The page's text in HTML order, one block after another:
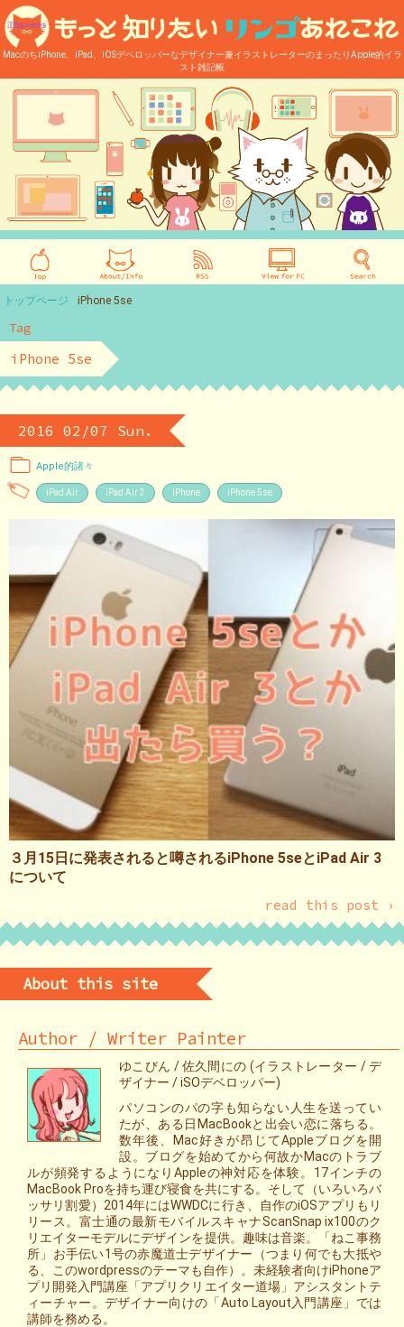
MacのちiPhone、iPad、iOSデベロッパーなデザイナー兼イラストレーターのまったりApple的イラ
スト雑記帳
トップページ iPhone 5se
Tag
iPhone 5se
2016 02/07 Sun.
Apple的諸々
iPad Air iPad Air 3 iPhone iPhone 5se
３月15日に発表されると噂されるiPhone 5seとiPad Air 3
について
read this post ›
About this site
Author / Writer Painter
ゆこびん / 佐久間にの (イラストレーター / デ
ザイナー / iSOデベロッパー)
パソコンのパの字も知らない人生を送ってい
たが、ある日MacBookと出会い恋に落ちる。
数年後、Mac好きが昂じてAppleブログを開
設。ブログを始めてから何故かMacのトラブ
ルが頻発するようになりAppleの神対応を体験。17インチの
MacBook Proを持ち運び寝食を共にする。そして（いろいろバ
ッサリ割愛）2014年にはWWDCに行き、自作のiOSアプリもリ
リース。富士通の最新モバイルスキャナScanSnap ix100のク
リエイターモデルにデザインを提供。趣味は音楽。「ねこ事務
所」お手伝い1号の赤魔道士デザイナー（つまり何でも大抵や
る、このwordpressのテーマも自作）。未経験者向けiPhoneア
プリ開発入門講座「アプリクリエイター道場」アシスタントテ
ィーチャー。デザイナー向けの「Auto Layout入門講座」では
講師を務める。